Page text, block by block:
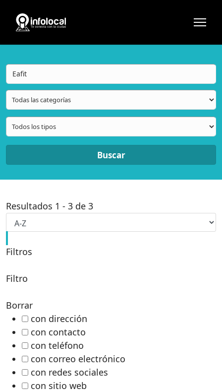
Buscar
Resultados 1 - 3 de 3
Filtros
Filtro
Borrar
con dirección
con contacto
con teléfono
con correo electrónico
con redes sociales
con sitio web